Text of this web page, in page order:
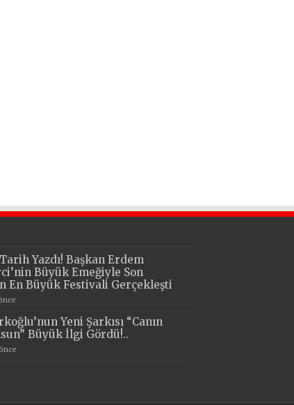
Yazdı! Başkan Erdem
Büyük Emeğiyle Son
En Büyük Festivali Gerçekleşti
Yeni Şarkısı “Canın
Büyük İlgi Gördü!..